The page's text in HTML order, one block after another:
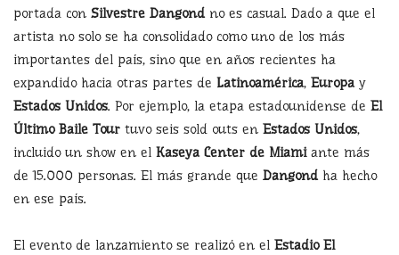
portada con Silvestre Dangondno es casual. Dado a que el
artista no solo se ha consolidado como uno de los más
importantes del país, sino que en años recientes ha
expandido hacia otras partes de Latinoamérica, Europa y
Estados Unidos. Por ejemplo, la etapa estadounidense de El
Último Baile Tour tuvo seis sold outs en Estados Unidos,
incluido un show en el Kaseya Center de Miamiante más
de 15.000 personas. El más grande que Dangondha hecho
en ese país.
El evento de lanzamiento se realizó en el Estadio El